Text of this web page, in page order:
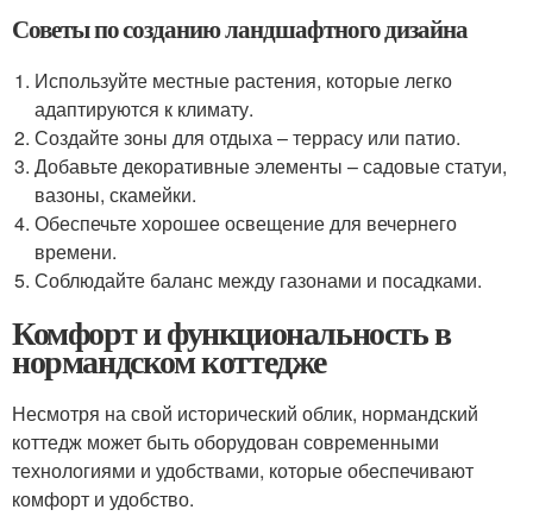
Советы по созданию ландшафтного дизайна
Используйте местные растения, которые легко
адаптируются к климату.
Создайте зоны для отдыха – террасу или патио.
Добавьте декоративные элементы – садовые статуи,
вазоны, скамейки.
Обеспечьте хорошее освещение для вечернего
времени.
Соблюдайте баланс между газонами и посадками.
Комфорт и функциональность в
нормандском коттедже
Несмотря на свой исторический облик, нормандский
коттедж может быть оборудован современными
технологиями и удобствами, которые обеспечивают
комфорт и удобство.